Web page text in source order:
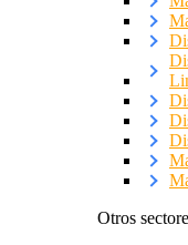
Otros